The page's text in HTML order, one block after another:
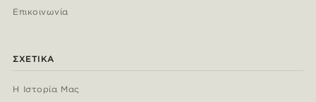
Επικοινωνία
ΣΧΕΤΙΚΆ
Η Ιστορία Μας